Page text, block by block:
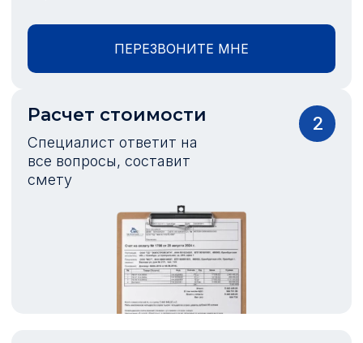
ПЕРЕЗВОНИТЕ МНЕ
Расчет стоимости
Специалист ответит на
все вопросы, составит
смету
2